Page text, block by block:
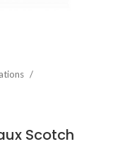
Scotch